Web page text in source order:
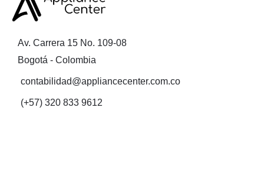
Av. Carrera 15 No. 109-08
Bogotá - Colombia
contabilidad@appliancecenter.com.co
(+57) 320 833 9612